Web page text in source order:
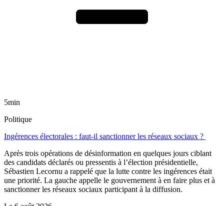
5min
Politique
Ingérences électorales : faut-il sanctionner les réseaux sociaux ?
Après trois opérations de désinformation en quelques jours ciblant
des candidats déclarés ou pressentis à l’élection présidentielle,
Sébastien Lecornu a rappelé que la lutte contre les ingérences était
une priorité. La gauche appelle le gouvernement à en faire plus et à
sanctionner les réseaux sociaux participant à la diffusion.